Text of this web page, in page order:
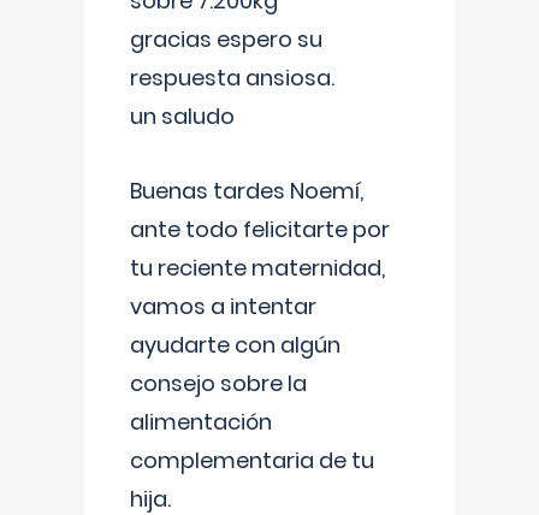
gracias espero su
respuesta ansiosa.
un saludo
Buenas tardes Noemí,
ante todo felicitarte por
tu reciente maternidad,
vamos a intentar
ayudarte con algún
consejo sobre la
alimentación
complementaria de tu
hija.